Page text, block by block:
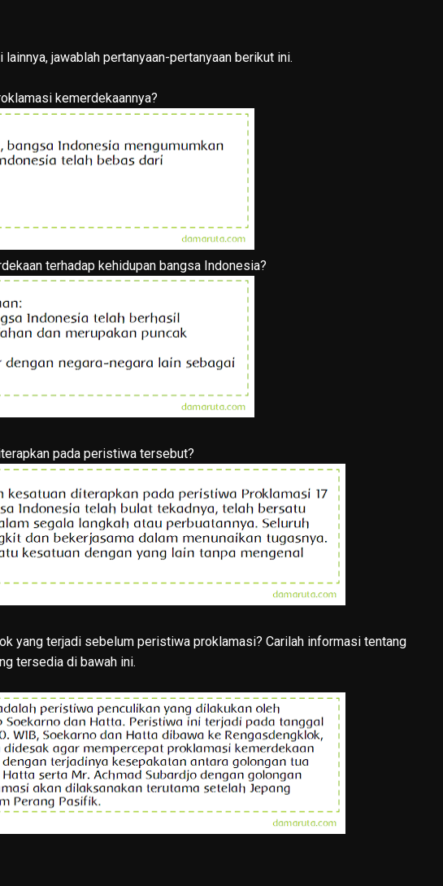
jawablah pertanyaan-pertanyaan berikut ini.
kemerdekaannya?
terhadap kehidupan bangsa Indonesia?
pada peristiwa tersebut?
yang terjadi sebelum peristiwa proklamasi? Carilah informasi tentang
tersedia di bawah ini.